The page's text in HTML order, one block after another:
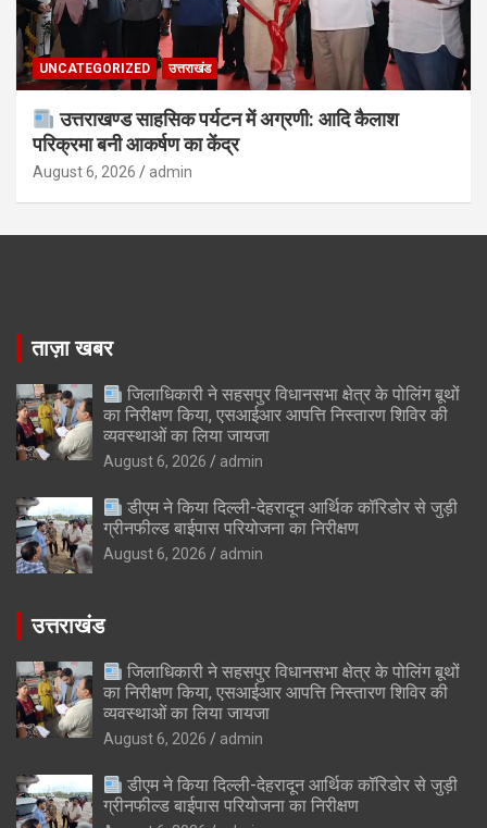
UNCATEGORIZED उत्तराखंड
उत्तराखण्ड साहसिक पर्यटन में अग्रणी: आदि कैलाश
परिक्रमा बनी आकर्षण का केंद्र
August 6, 2026 admin
ताज़ा खबर
जिलाधिकारी ने सहसपुर विधानसभा क्षेत्र के पोलिंग बूथों
का निरीक्षण किया, एसआईआर आपत्ति निस्तारण शिविर की
व्यवस्थाओं का लिया जायजा
August 6, 2026 admin
डीएम ने किया दिल्ली-देहरादून आर्थिक कॉरिडोर से जुड़ी
ग्रीनफील्ड बाईपास परियोजना का निरीक्षण
August 6, 2026 admin
उत्तराखंड
जिलाधिकारी ने सहसपुर विधानसभा क्षेत्र के पोलिंग बूथों
का निरीक्षण किया, एसआईआर आपत्ति निस्तारण शिविर की
व्यवस्थाओं का लिया जायजा
August 6, 2026 admin
डीएम ने किया दिल्ली-देहरादून आर्थिक कॉरिडोर से जुड़ी
ग्रीनफील्ड बाईपास परियोजना का निरीक्षण